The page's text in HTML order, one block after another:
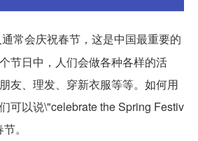
常会庆祝春节，这是中国最重要的
节日中，人们会做各种各样的活
友、理发、穿新衣服等等。如何用
可以说\"celebrate the Spring Festiv
。